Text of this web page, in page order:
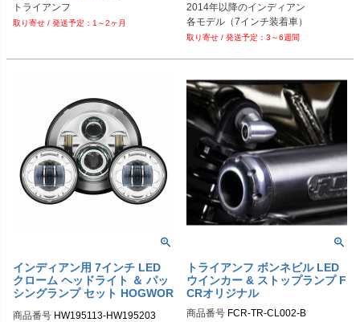
トライアンフ
1～2ヶ月
2014年以降のインディアン
各モデル（7インチ装着車）
3～6週間
インディアン用 7インチ LED
クローム ヘッドライト ＆ パッ
シングランプ セット HOGWOR
商品番号 HW195113-HW195203
トライアンフ ボンネビル LED
ウインカー & ストップランプ F
CRオリジナル
商品番号 FCR-TR-CL002-B